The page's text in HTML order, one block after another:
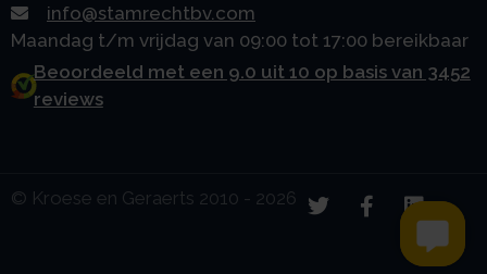
info@stamrechtbv.com
Maandag t/m vrijdag van 09:00 tot 17:00 bereikbaar
Beoordeeld met een 9.0 uit 10 op basis van 3452
reviews
© Kroese en Geraerts 2010 - 2026